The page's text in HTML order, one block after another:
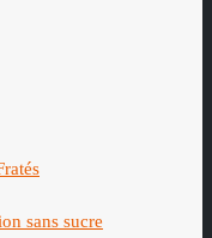
sans sucre